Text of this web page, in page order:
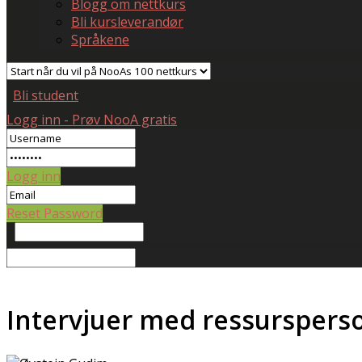
Blogg om nettkurs
Bli kursleverandør
Språkene
Bli student
Logg inn - Prøv NooA gratis
Logg inn
Reset Password
Intervjuer med